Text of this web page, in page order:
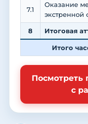
7.1
Оказание
экстренной
8 Итоговая
Итого
Посмотреть
с